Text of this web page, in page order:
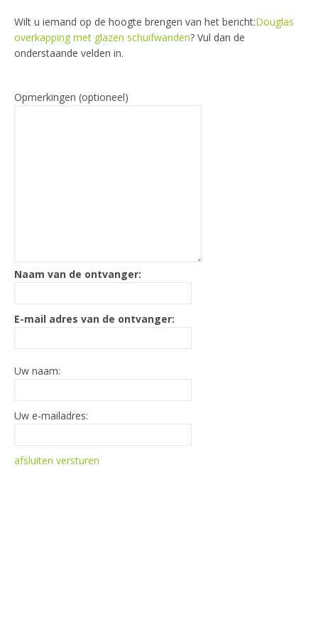
Wilt u iemand op de hoogte brengen van het bericht:Douglas
overkapping met glazen schuifwanden? Vul dan de
onderstaande velden in.
Opmerkingen (optioneel)
Naam van de ontvanger:
E-mail adres van de ontvanger:
Uw naam:
Uw e-mailadres:
afsluiten versturen